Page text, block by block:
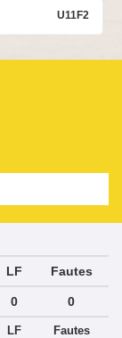
U11F2
LF Fautes
0 0
LF Fautes